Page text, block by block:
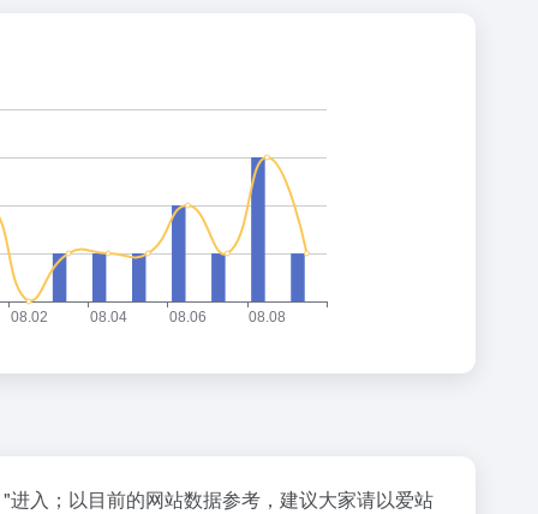
"进入；以目前的网站数据参考，建议大家请以爱站